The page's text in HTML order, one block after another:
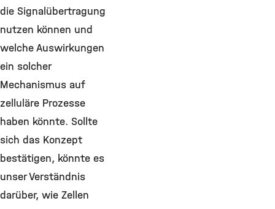
die Signalübertragung
nutzen können und
welche Auswirkungen
ein solcher
Mechanismus auf
zelluläre Prozesse
haben könnte. Sollte
sich das Konzept
bestätigen, könnte es
unser Verständnis
darüber, wie Zellen